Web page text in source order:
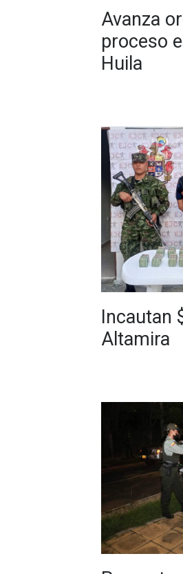
Avanza
proceso
Huila
Incautan
Altamira